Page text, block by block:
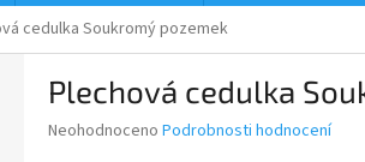
cedulka Soukromý pozemek
Plechová cedulka
Průměrné
Neohodnoceno Podrobnosti hodnocení